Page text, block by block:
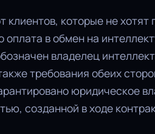
которые не хотят
в обмен на
владелец
требования обеих
юридическое
созданной в ходе